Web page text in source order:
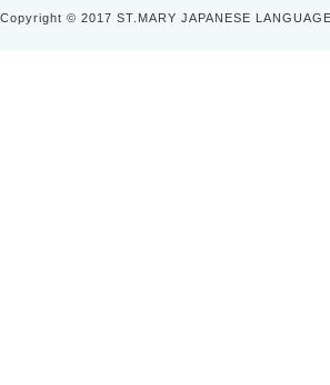
Copyright © 2017 ST.MARY JAPANESE